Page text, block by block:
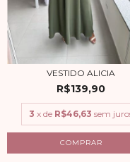
VESTIDO ALICIA
R$139,90
3 x de R$46,63 sem
COMPRAR